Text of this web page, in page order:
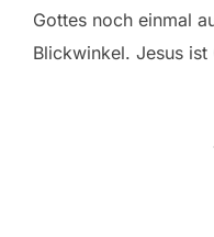
Gottes noch einmal
Blickwinkel. Jesus ist